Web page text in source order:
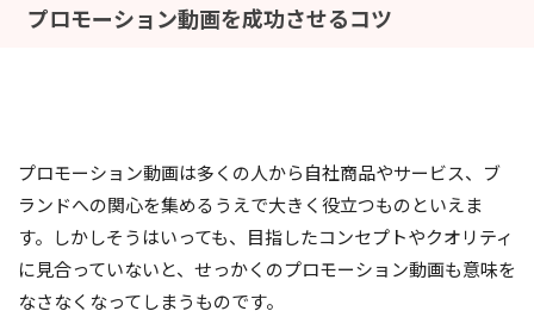
プロモーション動画を成功させるコツ
プロモーション動画は多くの人から自社商品やサービス、ブ
ランドへの関心を集めるうえで大きく役立つものといえま
す。しかしそうはいっても、目指したコンセプトやクオリティ
に見合っていないと、せっかくのプロモーション動画も意味を
なさなくなってしまうものです。